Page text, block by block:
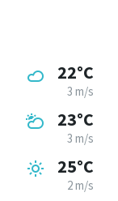
22°C
3 m/s
23°C
3 m/s
25°C
2 m/s